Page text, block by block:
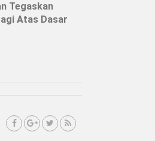
Tegaskan
Atas Dasar